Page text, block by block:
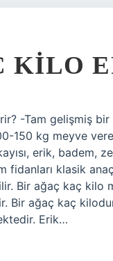
KILO
-Tam gelişmiş
150 kg meyve
erik, badem,
klasik
Bir ağaç kaç
Bir ağaç kaç
Erik…